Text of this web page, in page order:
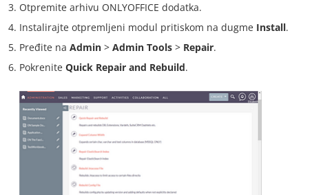
Otpremite arhivu ONLYOFFICE dodatka.
Instalirajte otpremljeni modul pritiskom na dugme Install.
Pređite na Admin > Admin Tools > Repair.
Pokrenite Quick Repair and Rebuild.